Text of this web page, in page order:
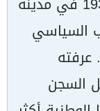
السياسي
عرفته
السجن